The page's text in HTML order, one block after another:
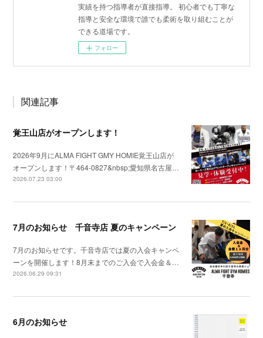
実績を持つ指導者が直接指導。 初心者でも丁寧な
指導と安全な環境で誰でも柔術を取り組むことが
できる道場です。
フォロー
関連記事
覚王山店がオープンします！
2026年9月にALMA FIGHT GMY HOMIE覚王山店が
オープンします！〒464-0827&nbsp;愛知県名古屋…
2026.07.23 03:00
7月のお知らせ 千音寺店 夏のキャンペーン
7月のお知らせです。千音寺店では夏の入会キャンペ
ーンを開催します！8月末までのご入会で入会金＆…
2026.06.29 09:31
6月のお知らせ